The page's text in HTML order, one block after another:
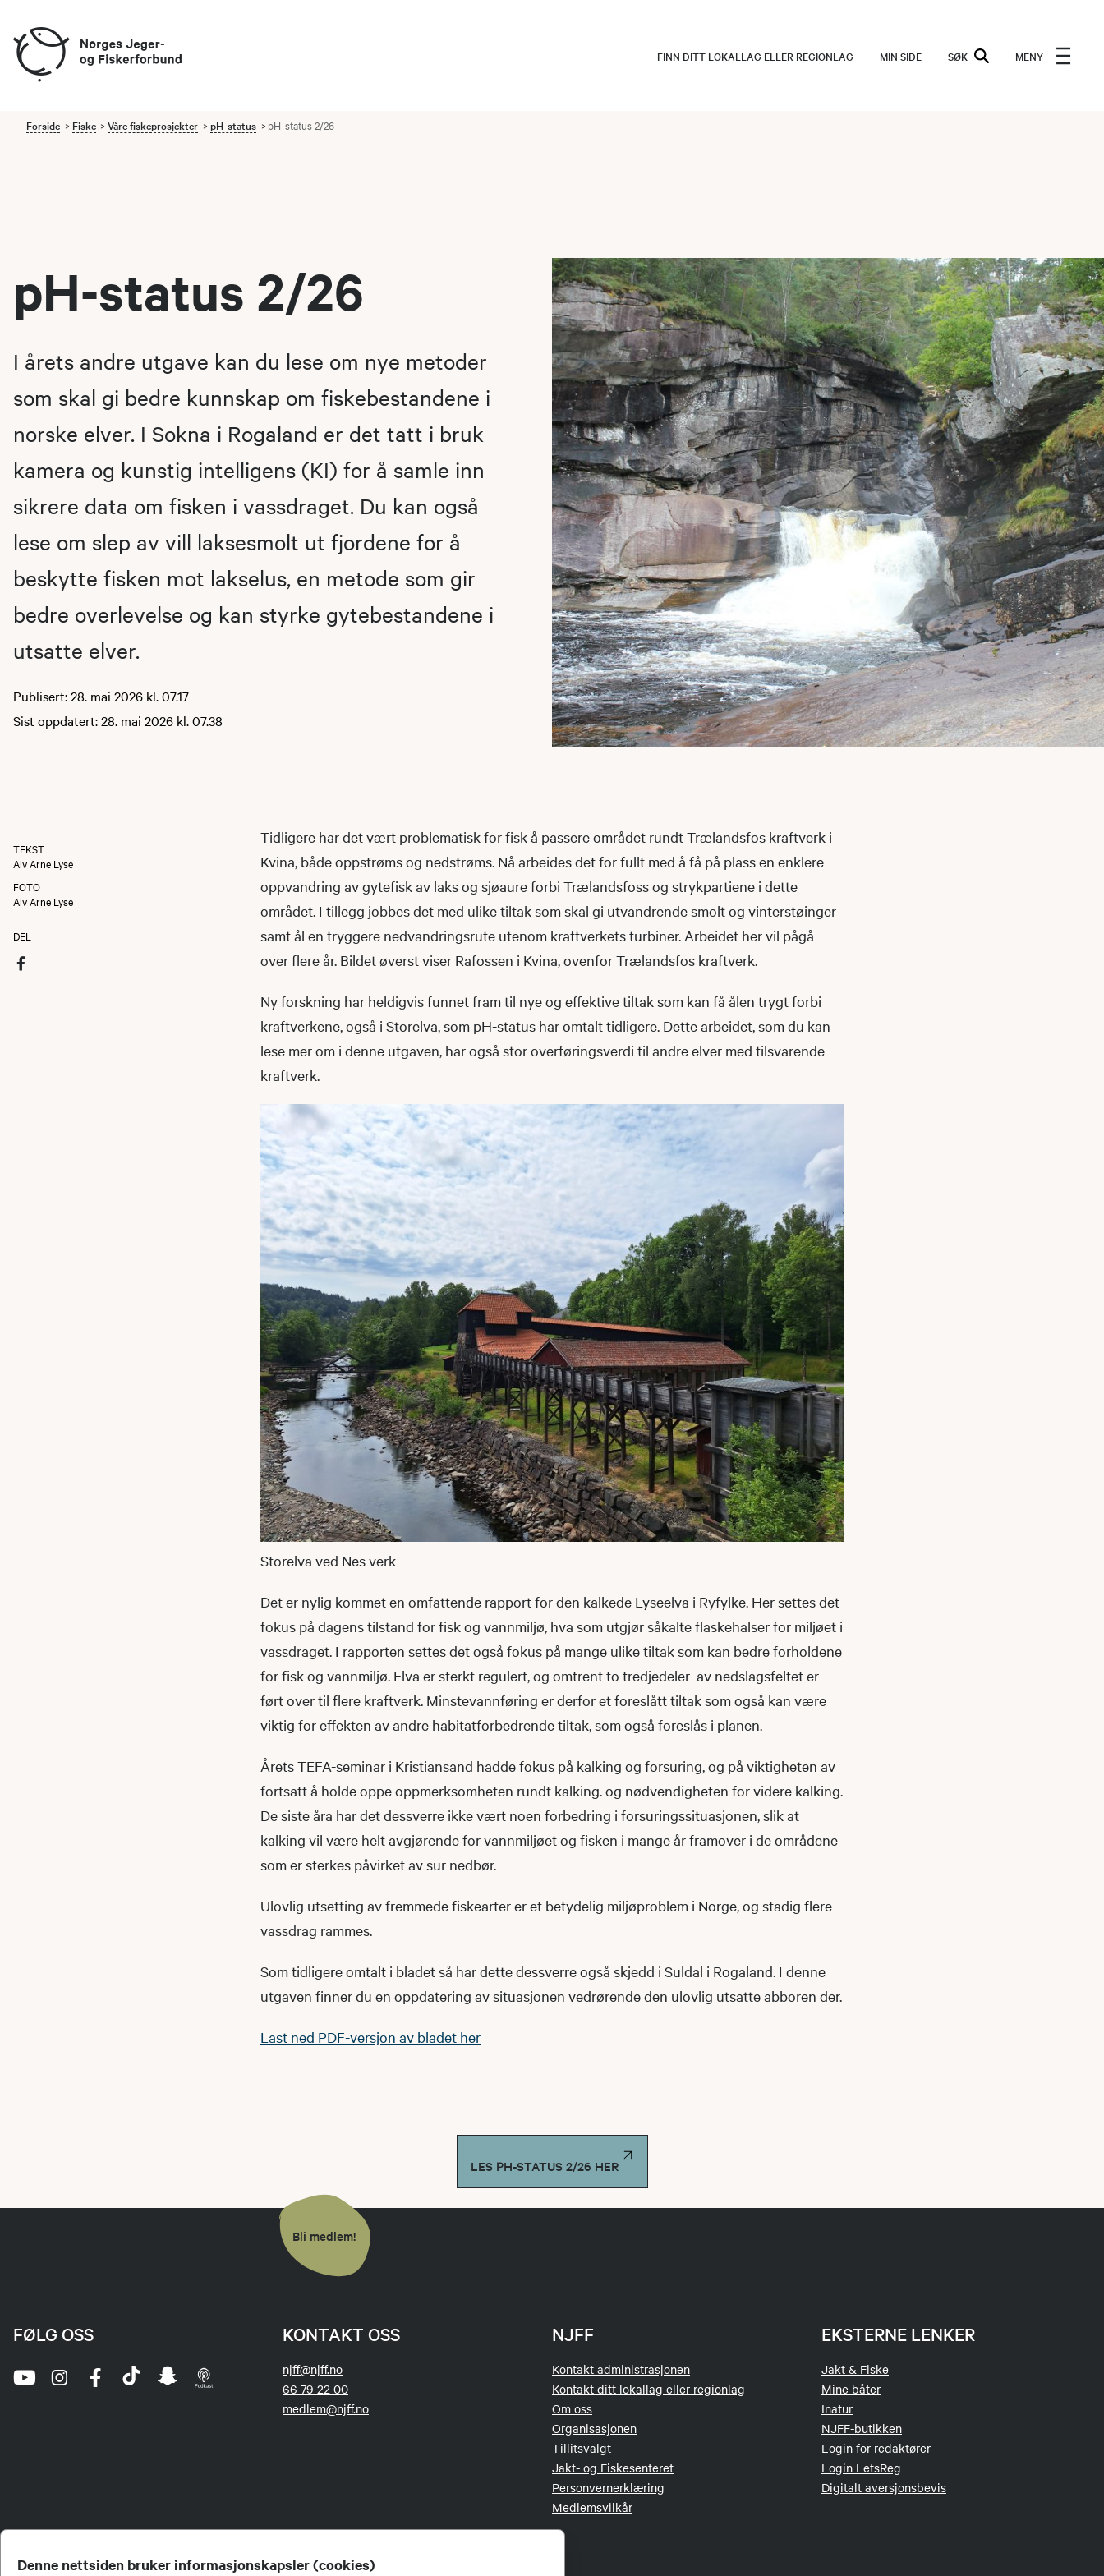
Denne nettsiden bruker informasjonskapsler (cookies)
FINN DITT LOKALLAG ELLER REGIONLAG MIN SIDE SØK MENY
Forside Fiske Våre fiskeprosjekter pH-status pH-status 2/26
pH-status 2/26
I årets andre utgave kan du lese om nye metoder
som skal gi bedre kunnskap om fiskebestandene i
norske elver. I Sokna i Rogaland er det tatt i bruk
kamera og kunstig intelligens (KI) for å samle inn
sikrere data om fisken i vassdraget. Du kan også
lese om slep av vill laksesmolt ut fjordene for å
beskytte fisken mot lakselus, en metode som gir
bedre overlevelse og kan styrke gytebestandene i
utsatte elver.
Publisert: 28. mai 2026 kl. 07.17
Sist oppdatert: 28. mai 2026 kl. 07.38
TEKST
Alv Arne Lyse
FOTO
Alv Arne Lyse
DEL
Tidligere har det vært problematisk for fisk å passere området rundt Trælandsfos kraftverk i
Kvina, både oppstrøms og nedstrøms. Nå arbeides det for fullt med å få på plass en enklere
oppvandring av gytefisk av laks og sjøaure forbi Trælandsfoss og strykpartiene i dette
området. I tillegg jobbes det med ulike tiltak som skal gi utvandrende smolt og vinterstøinger
samt ål en tryggere nedvandringsrute utenom kraftverkets turbiner. Arbeidet her vil pågå
over flere år. Bildet øverst viser Rafossen i Kvina, ovenfor Trælandsfos kraftverk.
Ny forskning har heldigvis funnet fram til nye og effektive tiltak som kan få ålen trygt forbi
kraftverkene, også i Storelva, som pH-status har omtalt tidligere. Dette arbeidet, som du kan
lese mer om i denne utgaven, har også stor overføringsverdi til andre elver med tilsvarende
kraftverk.
Storelva ved Nes verk
Det er nylig kommet en omfattende rapport for den kalkede Lyseelva i Ryfylke. Her settes det
fokus på dagens tilstand for fisk og vannmiljø, hva som utgjør såkalte flaskehalser for miljøet i
vassdraget. I rapporten settes det også fokus på mange ulike tiltak som kan bedre forholdene
for fisk og vannmiljø. Elva er sterkt regulert, og omtrent to tredjedeler av nedslagsfeltet er
ført over til flere kraftverk. Minstevannføring er derfor et foreslått tiltak som også kan være
viktig for effekten av andre habitatforbedrende tiltak, som også foreslås i planen.
Årets TEFA-seminar i Kristiansand hadde fokus på kalking og forsuring, og på viktigheten av
fortsatt å holde oppe oppmerksomheten rundt kalking. og nødvendigheten for videre kalking.
De siste åra har det dessverre ikke vært noen forbedring i forsuringssituasjonen, slik at
kalking vil være helt avgjørende for vannmiljøet og fisken i mange år framover i de områdene
som er sterkes påvirket av sur nedbør.
Ulovlig utsetting av fremmede fiskearter er et betydelig miljøproblem i Norge, og stadig flere
vassdrag rammes.
Som tidligere omtalt i bladet så har dette dessverre også skjedd i Suldal i Rogaland. I denne
utgaven finner du en oppdatering av situasjonen vedrørende den ulovlig utsatte abboren der.
Last ned PDF-versjon av bladet her
LES PH-STATUS 2/26 HER
Bli medlem!
KONTAKT OSS
njff@njff.no
66 79 22 00
medlem@njff.no
NJFF
Kontakt administrasjonen
Kontakt ditt lokallag eller regionlag
Om oss
Organisasjonen
Tillitsvalgt
Jakt- og Fiskesenteret
Personvernerklæring
Medlemsvilkår
EKSTERNE LENKER
Jakt & Fiske
Mine båter
Inatur
NJFF-butikken
Login for redaktører
Login LetsReg
Digitalt aversjonsbevis
FØLG OSS